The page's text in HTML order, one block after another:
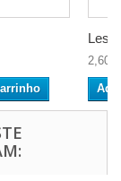
Les...
2,60 €